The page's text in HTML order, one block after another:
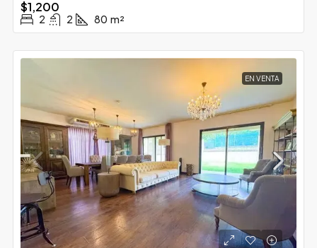
$1,200
2 2 80 m²
EN VENTA